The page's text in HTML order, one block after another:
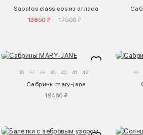
Sapatos clássicos из атласа
13850 ₽
17500 ₽
36 37 38 39 40 41 42
Сабрины mary-jane
19460 ₽
36